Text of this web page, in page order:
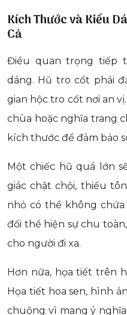
Kích Thước và Kiểu
Cả
Điều quan trọng tiếp
dáng. Hũ tro cốt phải
gian hộc tro cốt nơi an
chùa hoặc nghĩa trang
kích thước để đảm bảo
Một chiếc hũ quá lớn
giác chật chội, thiếu
nhỏ có thể không
đối thể hiện sự chu
cho người đi xa.
Hơn nữa, họa tiết trên
Họa tiết hoa sen, hình
chuộng vì mang ý